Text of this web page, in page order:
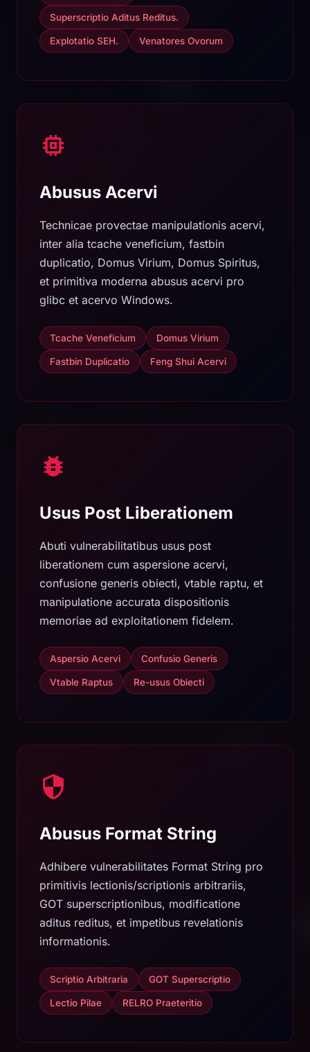
Superscriptio Aditus Reditus.
Explotatio SEH. Venatores Ovorum
Abusus Acervi
Technicae provectae manipulationis acervi,
inter alia tcache veneficium, fastbin
duplicatio, Domus Virium, Domus Spiritus,
et primitiva moderna abusus acervi pro
glibc et acervo Windows.
Tcache Veneficium Domus Virium
Fastbin Duplicatio Feng Shui Acervi
Usus Post Liberationem
Abuti vulnerabilitatibus usus post
liberationem cum aspersione acervi,
confusione generis obiecti, vtable raptu, et
manipulatione accurata dispositionis
memoriae ad exploitationem fidelem.
Aspersio Acervi Confusio Generis
Vtable Raptus Re-usus Obiecti
Abusus Format String
Adhibere vulnerabilitates Format String pro
primitivis lectionis/scriptionis arbitrariis,
GOT superscriptionibus, modificatione
aditus reditus, et impetibus revelationis
informationis.
Scriptio Arbitraria GOT Superscriptio
Lectio Pilae RELRO Praeteritio